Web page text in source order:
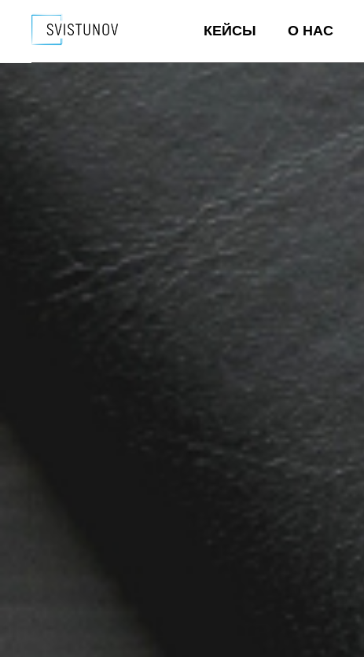
КЕЙСЫ О НАС